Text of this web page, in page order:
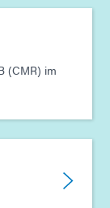
(CMR) im